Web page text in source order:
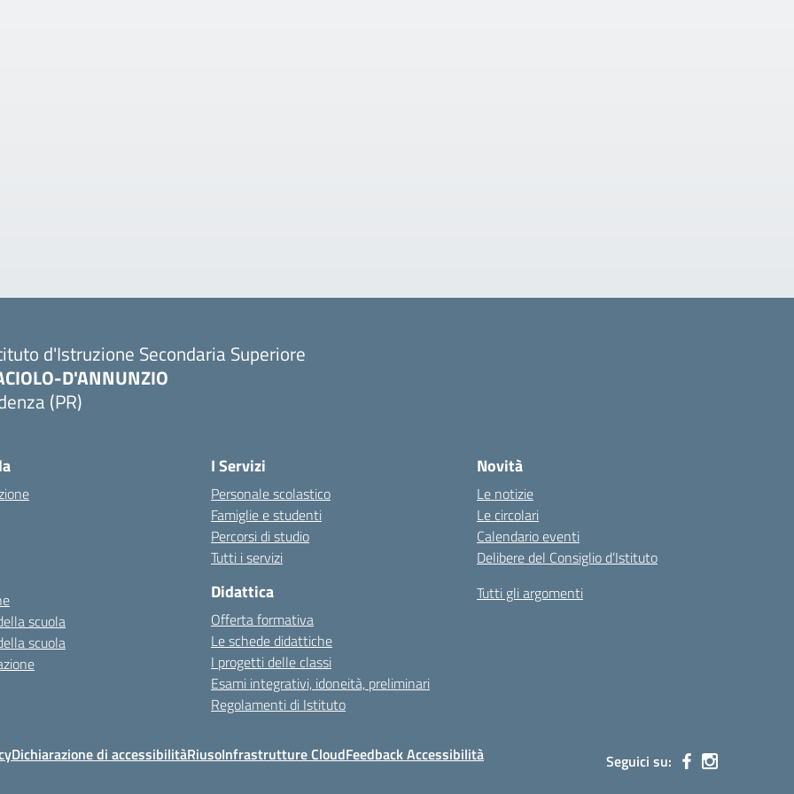
d'Istruzione Secondaria Superiore
D'ANNUNZIO
(PR)
scuola
scuola
I Servizi
Personale scolastico
Famiglie e studenti
Percorsi di studio
Tutti i servizi
Didattica
Offerta formativa
Le schede didattiche
I progetti delle classi
Esami integrativi, idoneità, preliminari
Regolamenti di Istituto
Novità
Le notizie
Le circolari
Calendario eventi
Delibere del Consiglio d’Istituto
Tutti gli argomenti
Dichiarazione di accessibilitàRiusoInfrastrutture CloudFeedback Accessibilità Seguici su: